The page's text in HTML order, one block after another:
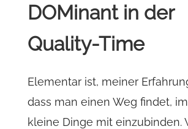
DOMinant in der
Quality-Time
Elementar ist, meiner
dass man einen Weg findet,
kleine Dinge mit einzubinden.